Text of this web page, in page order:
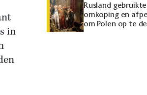
in
Rusland gebruikte
omkoping en
om Polen op te